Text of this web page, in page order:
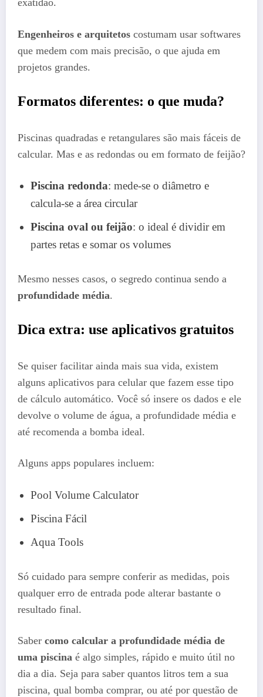
exatidão.
Engenheiros e arquitetos costumam usar softwares
que medem com mais precisão, o que ajuda em
projetos grandes.
Formatos diferentes: o que muda?
Piscinas quadradas e retangulares são mais fáceis de
calcular. Mas e as redondas ou em formato de feijão?
Piscina redonda: mede-se o diâmetro e
calcula-se a área circular
Piscina oval ou feijão: o ideal é dividir em
partes retas e somar os volumes
Mesmo nesses casos, o segredo continua sendo a
profundidade média.
Dica extra: use aplicativos gratuitos
Se quiser facilitar ainda mais sua vida, existem
alguns aplicativos para celular que fazem esse tipo
de cálculo automático. Você só insere os dados e ele
devolve o volume de água, a profundidade média e
até recomenda a bomba ideal.
Alguns apps populares incluem:
Pool Volume Calculator
Piscina Fácil
Aqua Tools
Só cuidado para sempre conferir as medidas, pois
qualquer erro de entrada pode alterar bastante o
resultado final.
Saber como calcular a profundidade média de
uma piscina é algo simples, rápido e muito útil no
dia a dia. Seja para saber quantos litros tem a sua
piscina, qual bomba comprar, ou até por questão de